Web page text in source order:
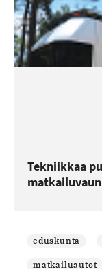
Tekniikkaa
eduskunta
matkailuautot